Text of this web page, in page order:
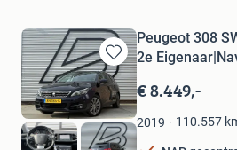
Bewaren
in
Mijn
Favorieten
Peugeot 308
2e
€ 8.449,-
2019 110.557